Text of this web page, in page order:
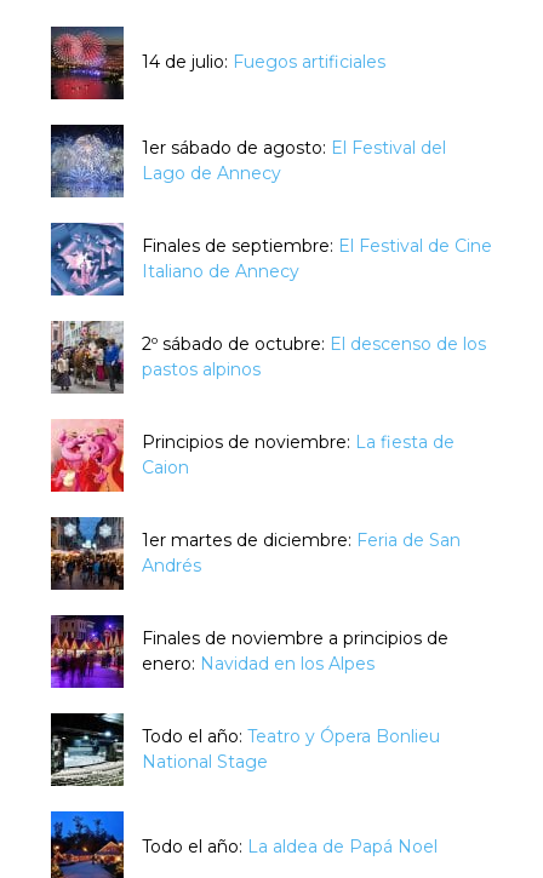
14 de julio: Fuegos artificiales
1er sábado de agosto: El Festival del
Lago de Annecy
Finales de septiembre: El Festival de Cine
Italiano de Annecy
2º sábado de octubre: El descenso de los
pastos alpinos
Principios de noviembre: La fiesta de
Caion
1er martes de diciembre: Feria de San
Andrés
Finales de noviembre a principios de
enero: Navidad en los Alpes
Todo el año: Teatro y Ópera Bonlieu
National Stage
Todo el año: La aldea de Papá Noel